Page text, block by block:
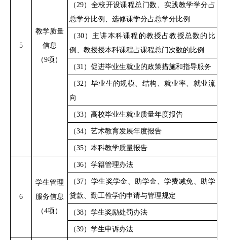
5
教学质量
信息
（9项）
（29）全校开设课程总门数、实践教学学分占
总学分比例、选修课学分占总学分比例
（ 30）主讲本科课程的教授占教授总数的比
例、教授授本科课程占课程总门次数的比例
（31）促进毕业生就业的政策措施和指导服务
（32）毕业生的规模、结构、就业率、就业流
向
（33）高校毕业生就业质量年度报告
（34）艺术教育发展年度报告
（35）本科教学质量报告
6
学生管理
服务信息
（4项）
（36）学籍管理办法
（37）学生奖学金、助学金、学费减免、助学
贷款、勤工俭学的申请与管理规定
（38）学生奖励处罚办法
（39）学生申诉办法